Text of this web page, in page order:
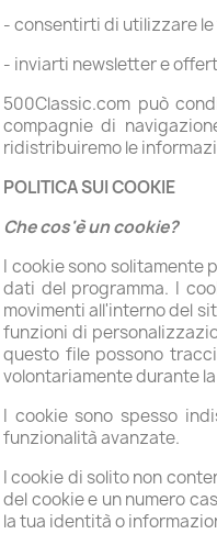
- consentirti di utilizzare
- inviarti newsletter e
500Classic.com può
compagnie di
ridistribuiremo le
POLITICA SUI COOKIE
Che cos'è un cookie?
I cookie sono solitamente
dati del programma. I
movimenti all'interno del
funzioni di
questo file possono
volontariamente durante
I cookie sono spesso
funzionalità avanzate.
I cookie di solito non
del cookie e un numero
la tua identità o